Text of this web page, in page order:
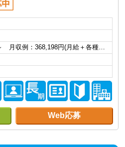
月収例：368,198円(月給＋各種…
Web応募